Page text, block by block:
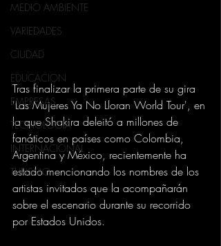
MEDIO AMBIENTE
VARIEDADES
CIUDAD
EDUCACION
EMPRESAS
TECNOLOGIA
INTERNACIONAL
TURISMO
Tras finalizar la primera parte de su gira
'Las Mujeres Ya No Lloran World Tour', en
la que Shakira deleitó a millones de
fanáticos en países como Colombia,
Argentina y México, recientemente ha
estado mencionando los nombres de los
artistas invitados que la acompañarán
sobre el escenario durante su recorrido
por Estados Unidos.